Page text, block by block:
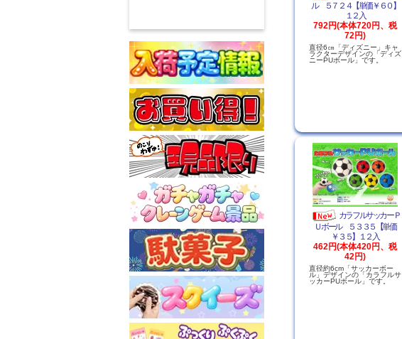
ル ５７２４【単価￥６０】
１２入
792円(本体720円、税
72円)
直径6㎝「ディズニー」キャ
ラクターデザインの「ディズ
ニーPUボール」です。
カラフルサッカーＰ
Ｕボール ５３３５【単価
￥３５】１２入
462円(本体420円、税
42円)
直径約6cm「サッカーボー
ル」デザインの「カラフルサ
ッカーPUボール」です。